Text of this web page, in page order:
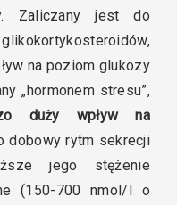
Zaliczany jest do
na poziom glukozy
„hormonem stresu”,
duży wpływ na
dobowy rytm sekrecji
jego stężenie
(150-700 nmol/l o